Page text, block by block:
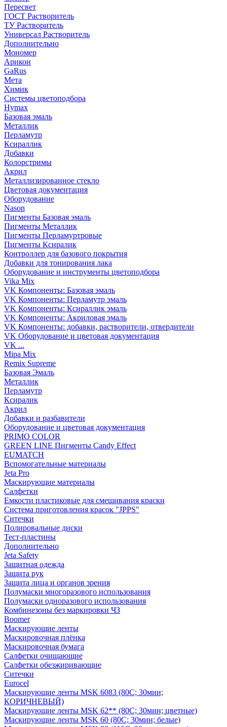
Пересвет
ГОСТ Растворитель
ТУ Растворитель
Универсал Растворитель
Дополнительно
Мономер
Арикон
GaRus
Мета
Химик
Системы цветоподбора
Hymax
Базовая эмаль
Металлик
Перламутр
Ксираллик
Добавки
Колорстримы
Акрил
Металлизированное стекло
Цветовая документация
Оборудование
Nason
Пигменты Базовая эмаль
Пигменты Металлик
Пигменты Перламуртровые
Пигменты Ксиралик
Контроллер для базового покрытия
Добавки для тонирования лака
Оборудование и инструменты цветоподбора
Vika Mix
VK Компоненты: Базовая эмаль
VK Компоненты: Перламутр эмаль
VK Компоненты: Ксираллик эмаль
VK Компоненты: Акриловая эмаль
VK Компоненты: добавки, растворители, отвердители
VK Оборудование и цветовая документация
VK ...
Mipa Mix
Remix Supreme
Базовая Эмаль
Металлик
Перламутр
Ксиралик
Акрил
Добавки и разбавители
Оборудование и цветовая документация
PRIMO COLOR
GREEN LINE Пигменты Candy Effect
EUMATCH
Вспомогательные материалы
Jeta Pro
Маскирующие материалы
Салфетки
Емкости пластиковые для смешивания краски
Система приготовления красок "JPPS"
Ситечки
Полировальные диски
Тест-пластины
Дополнительно
Jeta Safety
Защитная одежда
Защита рук
Защита лица и органов зрения
Полумаски многоразового использования
Полумаски одноразового использования
Комбинезоны без маркировки ЧЗ
Boomer
Маскирующие ленты
Маскировочная плёнка
Маскировочная бумага
Салфетки очищающие
Салфетки обезжиривающие
Ситечки
Euroсel
Маскирующие ленты MSK 6083 (80С; 30мин;
КОРИЧНЕВЫЙ)
Маскирующие ленты MSK 62** (80С; 30мин; цветные)
Маскирующие ленты MSK 60 (80С; 30мин; белые)